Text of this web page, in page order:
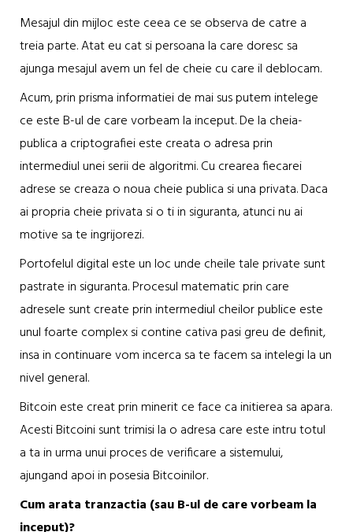
Mesajul din mijloc este ceea ce se observa de catre a
treia parte. Atat eu cat si persoana la care doresc sa
ajunga mesajul avem un fel de cheie cu care il deblocam.
Acum, prin prisma informatiei de mai sus putem intelege
ce este B-ul de care vorbeam la inceput. De la cheia-
publica a criptografiei este creata o adresa prin
intermediul unei serii de algoritmi. Cu crearea fiecarei
adrese se creaza o noua cheie publica si una privata. Daca
ai propria cheie privata si o ti in siguranta, atunci nu ai
motive sa te ingrijorezi.
Portofelul digital este un loc unde cheile tale private sunt
pastrate in siguranta. Procesul matematic prin care
adresele sunt create prin intermediul cheilor publice este
unul foarte complex si contine cativa pasi greu de definit,
insa in continuare vom incerca sa te facem sa intelegi la un
nivel general.
Bitcoin este creat prin minerit ce face ca initierea sa apara.
Acesti Bitcoini sunt trimisi la o adresa care este intru totul
a ta in urma unui proces de verificare a sistemului,
ajungand apoi in posesia Bitcoinilor.
Cum arata tranzactia (sau B-ul de care vorbeam la
inceput)?